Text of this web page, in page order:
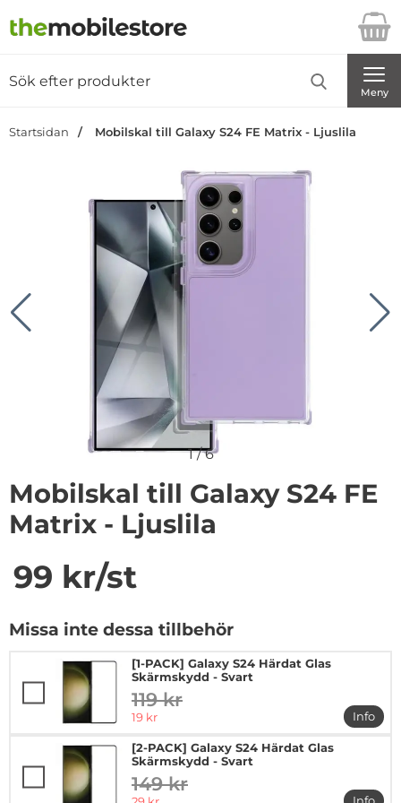
Startsidan för Danira Telecom AB
Meny
Startsidan Mobilskal till Galaxy S24 FE Matrix - Ljuslila
1/6
Mobilskal till Galaxy S24 FE
Matrix - Ljuslila
pris99 kr/st
Missa inte dessa tillbehör
[1-PACK] Galaxy S24 Härdat Glas
Skärmskydd - Svart
tidigare pris
119 kr
rea pris
19 kr
Info
mer
[2-PACK] Galaxy S24 Härdat Glas
Skärmskydd - Svart
tidigare pris
149 kr